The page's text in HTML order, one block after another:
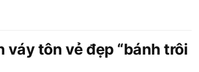
váy tôn vẻ đẹp “bánh trôi